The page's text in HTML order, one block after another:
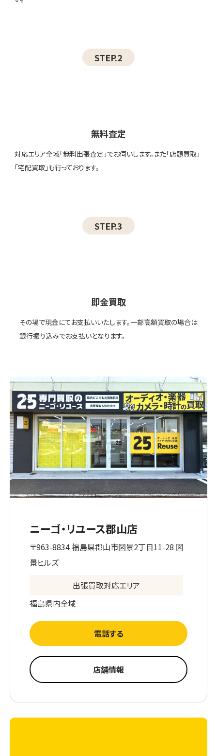
STEP.2
無料査定
対応エリア全域「無料出張査定」でお伺いします。また「店頭買取」
「宅配買取」も行っております。
STEP.3
即金買取
その場で現金にてお支払いいたします。一部高額買取の場合は
銀行振り込みでお支払いとなります。
ニーゴ・リユース郡山店
〒963-8834 福島県郡山市図景2丁目11-28 図
景ヒルズ
出張買取対応エリア
福島県内全域
電話する
店舗情報